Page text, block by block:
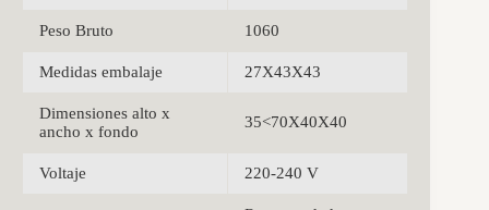
Peso Bruto 1060
Medidas embalaje 27X43X43
Dimensiones alto x
ancho x fondo
35<70X40X40
Voltaje 220-240 V